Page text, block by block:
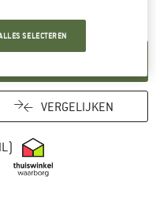
VERGELIJKEN
Vind hier de
hier!
SELECTEREN